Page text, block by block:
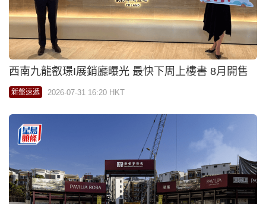
西南九龍叡璟I展銷廳曝光 最快下周上樓書 8月開售
新盤速遞 2026-07-31 16:20 HKT